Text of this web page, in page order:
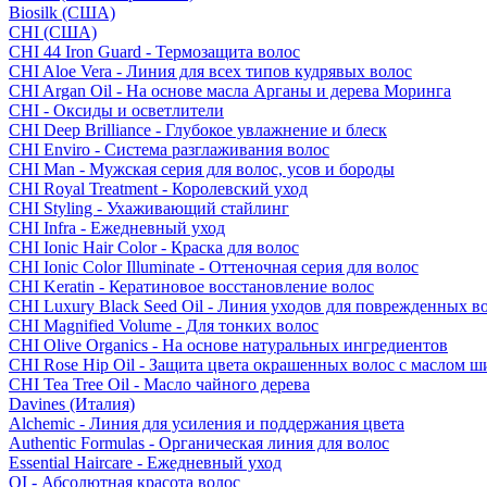
Biosilk (США)
CHI (США)
CHI 44 Iron Guard - Термозащита волос
CHI Aloe Vera - Линия для всех типов кудрявых волос
CHI Argan Oil - На основе масла Арганы и дерева Моринга
CHI - Оксиды и осветлители
CHI Deep Brilliance - Глубокое увлажнение и блеск
CHI Enviro - Система разглаживания волос
CHI Man - Мужская серия для волос, усов и бороды
CHI Royal Treatment - Королевский уход
CHI Styling - Ухаживающий стайлинг
CHI Infra - Ежедневный уход
CHI Ionic Hair Color - Краска для волос
CHI Ionic Color Illuminate - Оттеночная серия для волос
CHI Keratin - Кератиновое восстановление волос
CHI Luxury Black Seed Oil - Линия уходов для поврежденных
CHI Magnified Volume - Для тонких волос
CHI Olive Organics - На основе натуральных ингредиентов
CHI Rose Hip Oil - Защита цвета окрашенных волос с маслом
CHI Tea Tree Oil - Масло чайного дерева
Davines (Италия)
Alchemic - Линия для усиления и поддержания цвета
Authentic Formulas - Органическая линия для волос
Essential Haircare - Eжедневный уход
OI - Абсолютная красота волос